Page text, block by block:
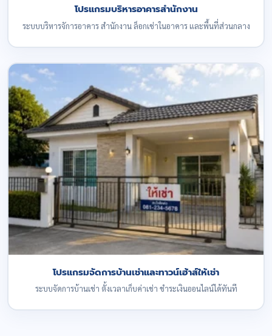
โปรแกรมบริหารอาคารสำนักงาน
ระบบบริหารจัการอาคาร สำนักงาน ล็อกเช่าในอาคาร และพื้นที่ส่วนกลาง
โปรแกรมจัดการบ้านเช่าและทาวน์เฮ้าส์ให้เช่า
ระบบจัดการบ้านเช่า ตั้งเวลาเก็บค่าเช่า ชำระเงินออนไลน์ได้ทันที